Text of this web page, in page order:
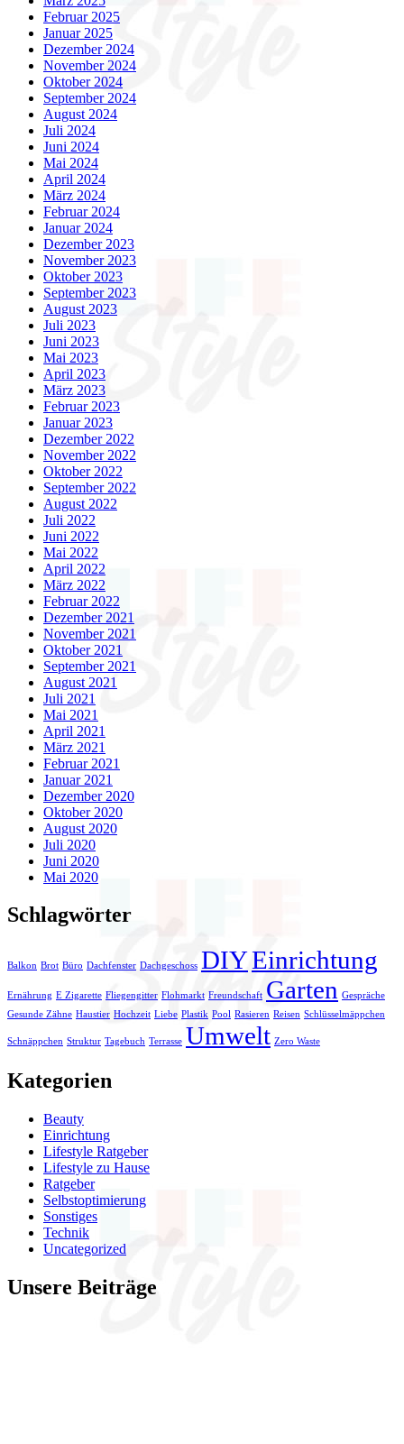
Februar 2025
Januar 2025
Dezember 2024
November 2024
Oktober 2024
September 2024
August 2024
Juli 2024
Juni 2024
Mai 2024
April 2024
März 2024
Februar 2024
Januar 2024
Dezember 2023
November 2023
Oktober 2023
September 2023
August 2023
Juli 2023
Juni 2023
Mai 2023
April 2023
März 2023
Februar 2023
Januar 2023
Dezember 2022
November 2022
Oktober 2022
September 2022
August 2022
Juli 2022
Juni 2022
Mai 2022
April 2022
März 2022
Februar 2022
Dezember 2021
November 2021
Oktober 2021
September 2021
August 2021
Juli 2021
Mai 2021
April 2021
März 2021
Februar 2021
Januar 2021
Dezember 2020
Oktober 2020
August 2020
Juli 2020
Juni 2020
Mai 2020
Schlagwörter
Balkon Brot Büro Dachfenster Dachgeschoss DIYEinrichtung
Ernährung E Zigarette Fliegengitter Flohmarkt Freundschaft Garten Gespräche
Gesunde Zähne Haustier Hochzeit Liebe Plastik Pool Rasieren Reisen Schlüsselmäppchen
Schnäppchen Struktur Tagebuch Terrasse Umwelt Zero Waste
Kategorien
Beauty
Einrichtung
Lifestyle Ratgeber
Lifestyle zu Hause
Ratgeber
Selbstoptimierung
Sonstiges
Technik
Uncategorized
Unsere Beiträge